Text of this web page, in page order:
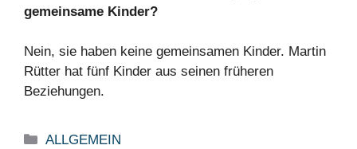
gemeinsame Kinder?
Nein, sie haben keine gemeinsamen Kinder. Martin
Rütter hat fünf Kinder aus seinen früheren
Beziehungen.
Categories
ALLGEMEIN